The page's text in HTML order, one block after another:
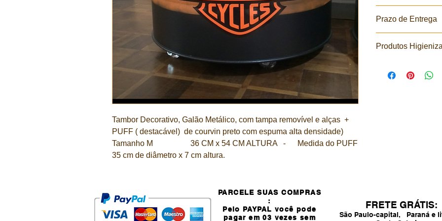
Tambor Decorativo, Galão Metálico, com tampa removível e alças  +
PUFF ( destacável)  de courvin preto com espuma alta densidade)
Tamanho M                   36 CM x 54 CM ALTURA   -      Medida do PUFF
35 cm de diâmetro x 7 cm altura.
a mão, em
reciclagem
haver pequenas
industrial.
primas que serão
Prazo de Entrega
da data do pedido e
Produtos
PARCELE SUAS COMPRAS
:
Pelo PAYPAL você pode
pagar em 03 vezes sem
FRETE GRÁTIS:
São Paulo-capital, Paraná e